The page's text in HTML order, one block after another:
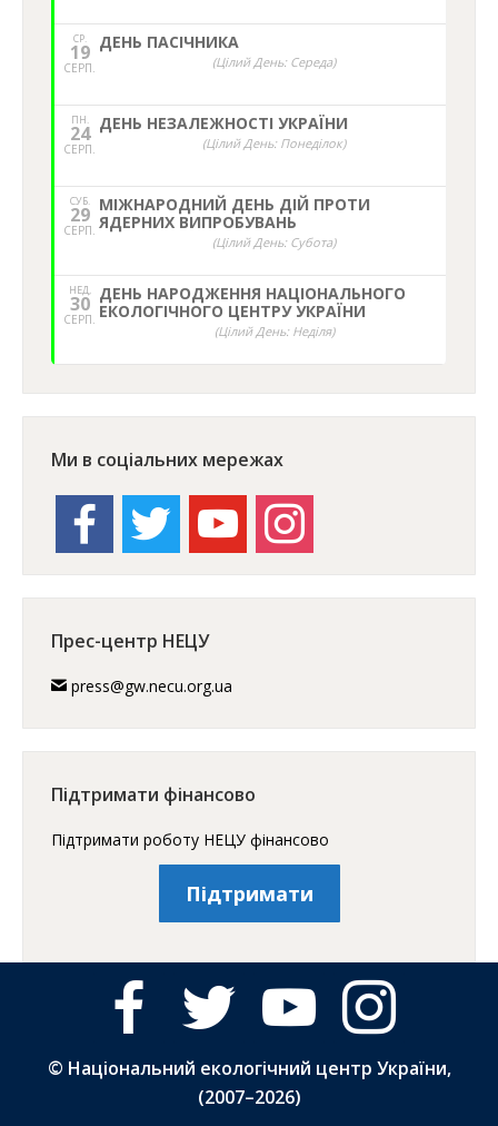
СР.
19
СЕРП.
ДЕНЬ ПАСІЧНИКА
(Цілий День: Середа)
ПН.
24
СЕРП.
ДЕНЬ НЕЗАЛЕЖНОСТІ УКРАЇНИ
(Цілий День: Понеділок)
СУБ.
29
СЕРП.
МІЖНАРОДНИЙ ДЕНЬ ДІЙ ПРОТИ
ЯДЕРНИХ ВИПРОБУВАНЬ
(Цілий День: Субота)
НЕД,
30
СЕРП.
ДЕНЬ НАРОДЖЕННЯ НАЦІОНАЛЬНОГО
ЕКОЛОГІЧНОГО ЦЕНТРУ УКРАЇНИ
(Цілий День: Неділя)
Ми в соціальних мережах
facebook twitter youtube instagram
Прес-центр НЕЦУ
press@gw.necu.org.ua
Підтримати фінансово
Підтримати роботу НЕЦУ фінансово
Підтримати
facebook twitter youtube instagram
© Національний екологічний центр України,
(2007–2026)